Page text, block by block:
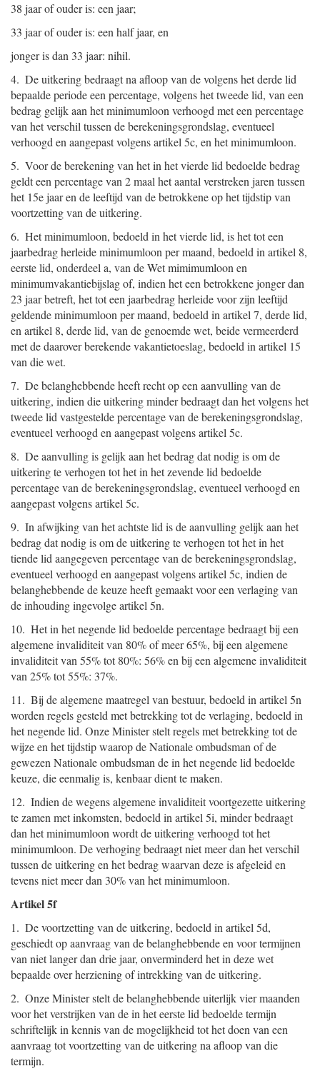
38 jaar of ouder is: een jaar;
33 jaar of ouder is: een half jaar, en
jonger is dan 33 jaar: nihil.
4. De uitkering bedraagt na afloop van de volgens het derde lid
bepaalde periode een percentage, volgens het tweede lid, van een
bedrag gelijk aan het minimumloon verhoogd met een percentage
van het verschil tussen de berekeningsgrondslag, eventueel
verhoogd en aangepast volgens artikel 5c, en het minimumloon.
5. Voor de berekening van het in het vierde lid bedoelde bedrag
geldt een percentage van 2 maal het aantal verstreken jaren tussen
het 15e jaar en de leeftijd van de betrokkene op het tijdstip van
voortzetting van de uitkering.
6. Het minimumloon, bedoeld in het vierde lid, is het tot een
jaarbedrag herleide minimumloon per maand, bedoeld in artikel 8,
eerste lid, onderdeel a, van de Wet mimimumloon en
minimumvakantiebijslag of, indien het een betrokkene jonger dan
23 jaar betreft, het tot een jaarbedrag herleide voor zijn leeftijd
geldende minimumloon per maand, bedoeld in artikel 7, derde lid,
en artikel 8, derde lid, van de genoemde wet, beide vermeerderd
met de daarover berekende vakantietoeslag, bedoeld in artikel 15
van die wet.
7. De belanghebbende heeft recht op een aanvulling van de
uitkering, indien die uitkering minder bedraagt dan het volgens het
tweede lid vastgestelde percentage van de berekeningsgrondslag,
eventueel verhoogd en aangepast volgens artikel 5c.
8. De aanvulling is gelijk aan het bedrag dat nodig is om de
uitkering te verhogen tot het in het zevende lid bedoelde
percentage van de berekeningsgrondslag, eventueel verhoogd en
aangepast volgens artikel 5c.
9. In afwijking van het achtste lid is de aanvulling gelijk aan het
bedrag dat nodig is om de uitkering te verhogen tot het in het
tiende lid aangegeven percentage van de berekeningsgrondslag,
eventueel verhoogd en aangepast volgens artikel 5c, indien de
belanghebbende de keuze heeft gemaakt voor een verlaging van
de inhouding ingevolge artikel 5n.
10. Het in het negende lid bedoelde percentage bedraagt bij een
algemene invaliditeit van 80% of meer 65%, bij een algemene
invaliditeit van 55% tot 80%: 56% en bij een algemene invaliditeit
van 25% tot 55%: 37%.
11. Bij de algemene maatregel van bestuur, bedoeld in artikel 5n
worden regels gesteld met betrekking tot de verlaging, bedoeld in
het negende lid. Onze Minister stelt regels met betrekking tot de
wijze en het tijdstip waarop de Nationale ombudsman of de
gewezen Nationale ombudsman de in het negende lid bedoelde
keuze, die eenmalig is, kenbaar dient te maken.
12. Indien de wegens algemene invaliditeit voortgezette uitkering
te zamen met inkomsten, bedoeld in artikel 5i, minder bedraagt
dan het minimumloon wordt de uitkering verhoogd tot het
minimumloon. De verhoging bedraagt niet meer dan het verschil
tussen de uitkering en het bedrag waarvan deze is afgeleid en
tevens niet meer dan 30% van het minimumloon.
Artikel 5f
1. De voortzetting van de uitkering, bedoeld in artikel 5d,
geschiedt op aanvraag van de belanghebbende en voor termijnen
van niet langer dan drie jaar, onverminderd het in deze wet
bepaalde over herziening of intrekking van de uitkering.
2. Onze Minister stelt de belanghebbende uiterlijk vier maanden
voor het verstrijken van de in het eerste lid bedoelde termijn
schriftelijk in kennis van de mogelijkheid tot het doen van een
aanvraag tot voortzetting van de uitkering na afloop van die
termijn.